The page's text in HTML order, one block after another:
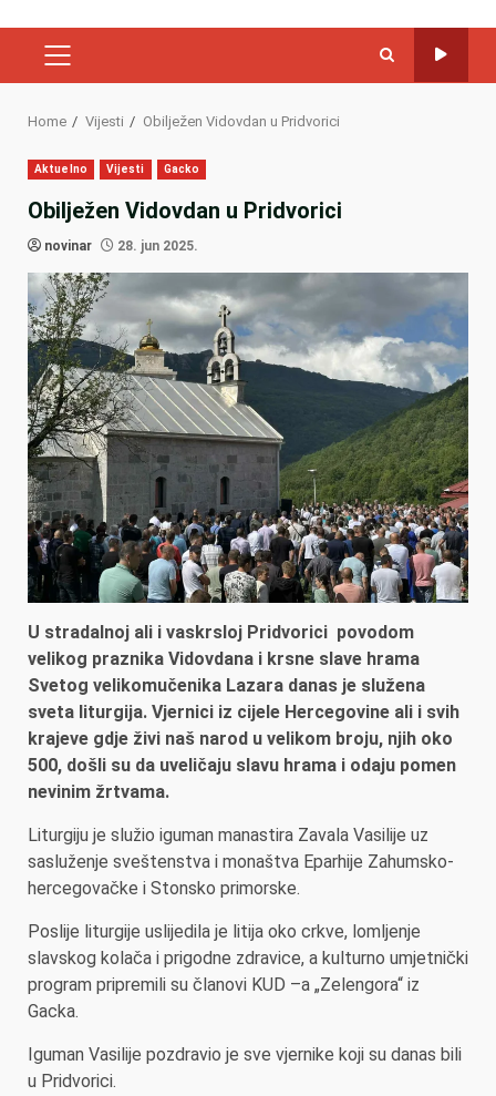
PRIMARY
Home Vijesti Obilježen Vidovdan u Pridvorici
Aktuelno Vijesti Gacko
Obilježen Vidovdan u Pridvorici
novinar 28. jun 2025.
U stradalnoj ali i vaskrsloj Pridvorici povodom
velikog praznika Vidovdana i krsne slave hrama
Svetog velikomučenika Lazara danas je služena
sveta liturgija. Vjernici iz cijele Hercegovine ali i svih
krajeve gdje živi naš narod u velikom broju, njih oko
500, došli su da uveličaju slavu hrama i odaju pomen
nevinim žrtvama.
Liturgiju je služio iguman manastira Zavala Vasilije uz
sasluženje sveštenstva i monaštva Eparhije Zahumsko-
hercegovačke i Stonsko primorske.
Poslije liturgije uslijedila je litija oko crkve, lomljenje
slavskog kolača i prigodne zdravice, a kulturno umjetnički
program pripremili su članovi KUD –a „Zelengora“ iz
Gacka.
Iguman Vasilije pozdravio je sve vjernike koji su danas bili
u Pridvorici.